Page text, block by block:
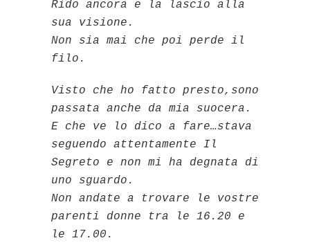
Rido ancora e la lascio alla
sua visione.
Non sia mai che poi perde il
filo.
Visto che ho fatto presto,sono
passata anche da mia suocera.
E che ve lo dico a fare…stava
seguendo attentamente Il
Segreto e non mi ha degnata di
uno sguardo.
Non andate a trovare le vostre
parenti donne tra le 16.20 e
le 17.00.